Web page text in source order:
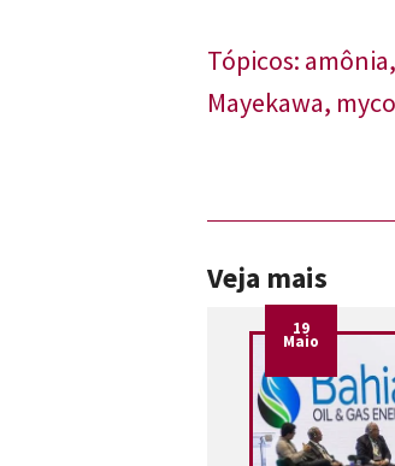
Tópicos: amônia,
Mayekawa,
Veja mais
19
Maio